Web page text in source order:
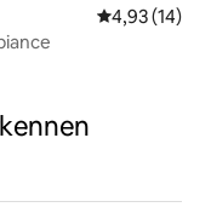
Gemiddelde
4,93 (14)